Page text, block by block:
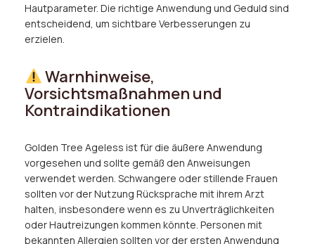
Hautparameter. Die richtige Anwendung und Geduld sind
entscheidend, um sichtbare Verbesserungen zu
erzielen.
Warnhinweise,
Vorsichtsmaßnahmen und
Kontraindikationen
Golden Tree Ageless ist für die äußere Anwendung
vorgesehen und sollte gemäß den Anweisungen
verwendet werden. Schwangere oder stillende Frauen
sollten vor der Nutzung Rücksprache mit ihrem Arzt
halten, insbesondere wenn es zu Unverträglichkeiten
oder Hautreizungen kommen könnte. Personen mit
bekannten Allergien sollten vor der ersten Anwendung